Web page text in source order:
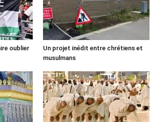
oublier
Un projet inédit entre chrétiens et
musulmans